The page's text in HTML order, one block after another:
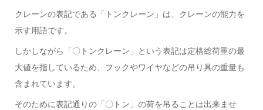
クレーンの表記である「トンクレーン」は、クレーンの能力を
示す用語です。
しかしながら「〇トンクレーン」という表記は定格総荷重の最
大値を指しているため、フックやワイヤなどの吊り具の重量も
含まれています。
そのために表記通りの「〇トン」の荷を吊ることは出来ませ